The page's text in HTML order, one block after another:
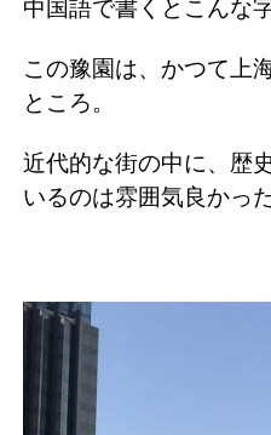
中国語で書くとこんな
この豫園は、かつて上
ところ。
近代的な街の中に、歴
いるのは雰囲気良かっ